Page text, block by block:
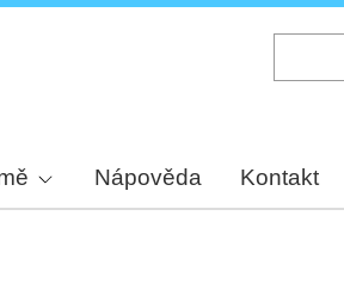
Nápověda Kontakt